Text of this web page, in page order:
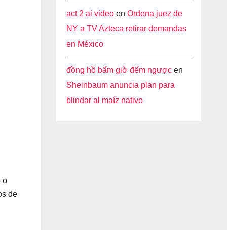
o
de
act 2 ai videoen Ordena juez de
NY a TV Azteca retirar demandas
en México
đồng hồ bấm giờ đếm ngượcen
Sheinbaum anuncia plan para
blindar al maíz nativo